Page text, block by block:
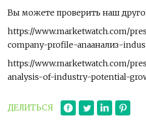
Вы можете проверить наш
https://www.marketwatch.com/
company-profile-anaанализ-
https://www.marketwatch.com/
analysis-of-industry-potential-
ДЕЛИТЬСЯ